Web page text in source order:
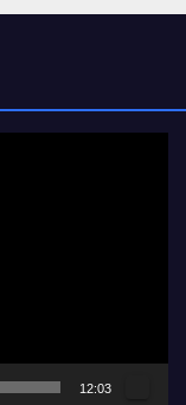
12:03